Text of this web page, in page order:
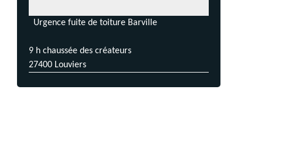
Urgence fuite de toiture Barville
9 h chaussée des créateurs
27400 Louviers